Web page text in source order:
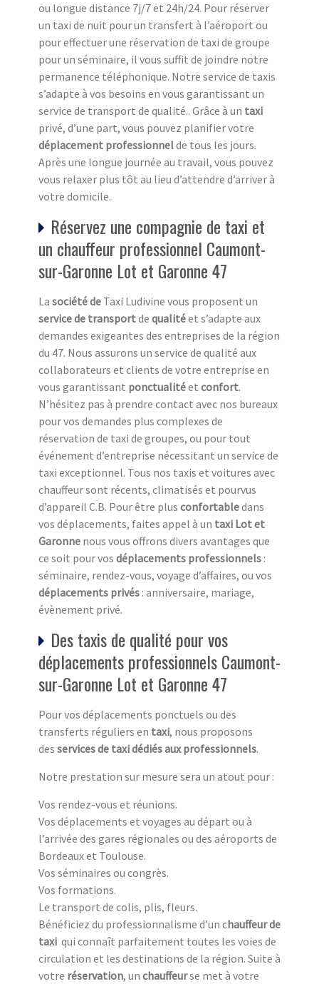
ou longue distance 7j/7 et 24h/24. Pour réserver
un taxi de nuit pour un transfert à l’aéroport ou
pour effectuer une réservation de taxi de groupe
pour un séminaire, il vous suffit de joindre notre
permanence téléphonique. Notre service de taxis
s’adapte à vos besoins en vous garantissant un
service de transport de qualité.. Grâce à un taxi
privé, d’une part, vous pouvez planifier votre
déplacement professionnelde tous les jours.
Après une longue journée au travail, vous pouvez
vous relaxer plus tôt au lieu d’attendre d’arriver à
votre domicile.
Réservez une compagnie de taxi et
un chauffeur professionnel Caumont-
sur-Garonne Lot et Garonne 47
La société de Taxi Ludivine vous proposent un
service de transportde qualitéet s’adapte aux
demandes exigeantes des entreprises de la région
du 47. Nous assurons un service de qualité aux
collaborateurs et clients de votre entreprise en
vous garantissant ponctualitéet confort.
N’hésitez pas à prendre contact avec nos bureaux
pour vos demandes plus complexes de
réservation de taxi de groupes, ou pour tout
événement d’entreprise nécessitant un service de
taxi exceptionnel. Tous nos taxis et voitures avec
chauffeur sont récents, climatisés et pourvus
d’appareil C.B. Pour être plus confortabledans
vos déplacements, faites appel à un taxi Lot et
Garonne nous vous offrons divers avantages que
ce soit pour vos déplacements professionnels :
séminaire, rendez-vous, voyage d’affaires, ou vos
déplacements privés : anniversaire, mariage,
évènement privé.
Des taxis de qualité pour vos
déplacements professionnels Caumont-
sur-Garonne Lot et Garonne 47
Pour vos déplacements ponctuels ou des
transferts réguliers en taxi, nous proposons
des services de taxi dédiés aux professionnels.
Notre prestation sur mesure sera un atout pour :
Vos rendez-vous et réunions.
Vos déplacements et voyages au départ ou à
l’arrivée des gares régionales ou des aéroports de
Bordeaux et Toulouse.
Vos séminaires ou congrès.
Vos formations.
Le transport de colis, plis, fleurs.
Bénéficiez du professionnalisme d’un chauffeur de
taxi qui connaît parfaitement toutes les voies de
circulation et les destinations de la région. Suite à
votre réservation, un chauffeurse met à votre